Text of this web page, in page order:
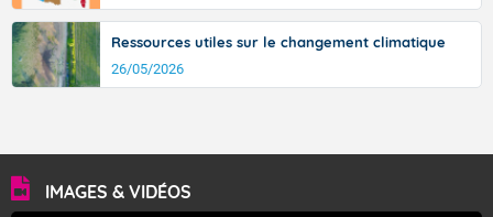
Ressources utiles sur le changement climatique
26/05/2026
IMAGES & VIDÉOS